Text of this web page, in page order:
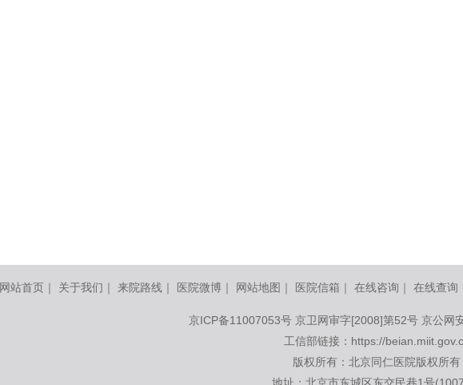
网站首页 ｜ 关于我们 ｜ 来院路线 ｜ 医院微博 ｜ 网站地图 ｜ 医院信箱 ｜ 在线咨询 ｜ 在线查询
京ICP备11007053号 京卫网审字[2008]第52号 京公网
工信部链接： https://
版权所有：北京同仁医院版权所有